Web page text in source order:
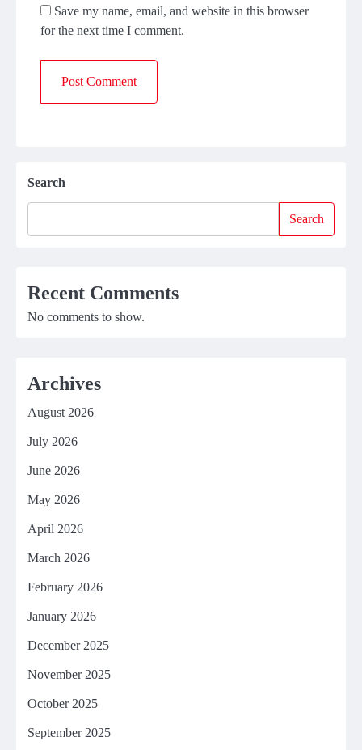
Save my name, email, and website in this browser
for the next time I comment.
Search
Search
Recent Comments
No comments to show.
Archives
August 2026
July 2026
June 2026
May 2026
April 2026
March 2026
February 2026
January 2026
December 2025
November 2025
October 2025
September 2025